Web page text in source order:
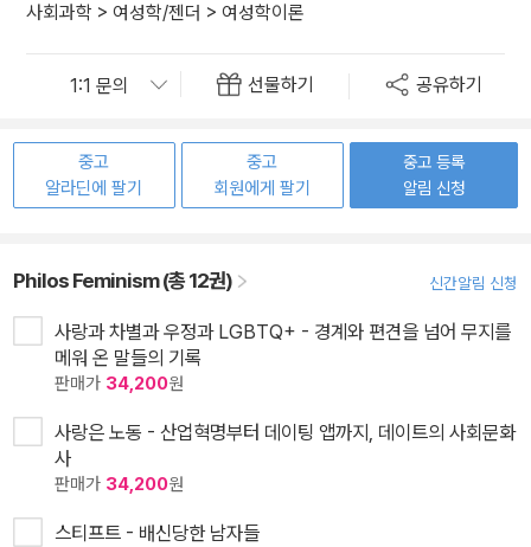
사회과학 > 여성학/젠더 > 여성학이론
선물하기 공유하기
중고
알라딘에 팔기
중고
회원에게 팔기
중고 등록
알림 신청
Philos Feminism (총 12권) 신간알림 신청
사랑과 차별과 우정과 LGBTQ+ - 경계와 편견을 넘어 무지를
메워 온 말들의 기록
판매가 34,200원
사랑은 노동 - 산업혁명부터 데이팅 앱까지, 데이트의 사회문화
사
판매가 34,200원
스티프트 - 배신당한 남자들